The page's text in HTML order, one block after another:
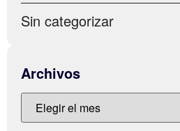
Sin categorizar
Archivos